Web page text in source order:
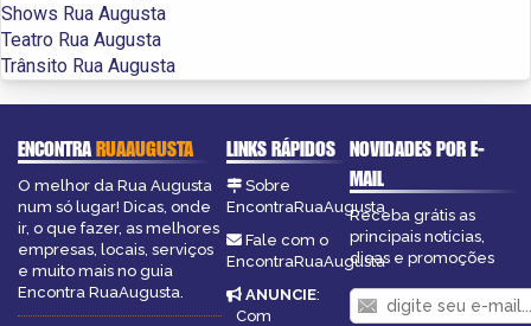
Shows Rua Augusta
Teatro Rua Augusta
Trânsito Rua Augusta
ENCONTRARUAAUGUSTA
O melhor da Rua Augusta
num só lugar! Dicas, onde
ir, o que fazer, as melhores
empresas, locais, serviços
e muito mais no guia
Encontra RuaAugusta.
LINKS RÁPIDOS
Sobre
EncontraRuaAugusta
Fale com o
EncontraRuaAugusta
ANUNCIE:
Com
NOVIDADES POR E-
MAIL
Receba grátis as
principais notícias,
dicas e promoções